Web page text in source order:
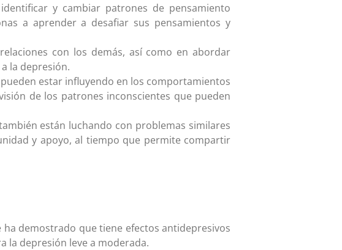
y cambiar patrones de pensamiento
a aprender a desafiar sus pensamientos y
con los demás, así como en abordar
la depresión.
estar influyendo en los comportamientos
de los patrones inconscientes que pueden
están luchando con problemas similares
y apoyo, al tiempo que permite compartir
demostrado que tiene efectos antidepresivos
la depresión leve a moderada.